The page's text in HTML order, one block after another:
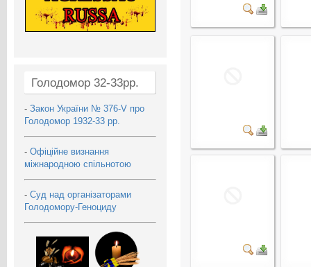
Голодомор 32-33рр.
- Закон України № 376-V про
Голодомор 1932-33 рр.
- Офіційне визнання
міжнародною спільнотою
- Суд над організаторами
Голодомору-Геноциду